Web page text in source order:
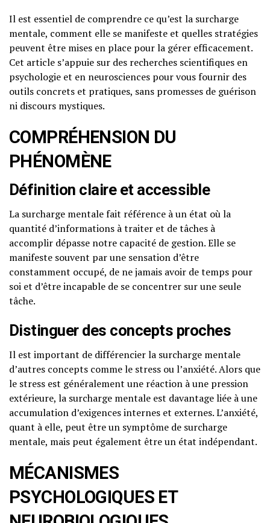
Il est essentiel de comprendre ce qu’est la surcharge
mentale, comment elle se manifeste et quelles stratégies
peuvent être mises en place pour la gérer efficacement.
Cet article s’appuie sur des recherches scientifiques en
psychologie et en neurosciences pour vous fournir des
outils concrets et pratiques, sans promesses de guérison
ni discours mystiques.
COMPRÉHENSION DU
PHÉNOMÈNE
Définition claire et accessible
La surcharge mentale fait référence à un état où la
quantité d’informations à traiter et de tâches à
accomplir dépasse notre capacité de gestion. Elle se
manifeste souvent par une sensation d’être
constamment occupé, de ne jamais avoir de temps pour
soi et d’être incapable de se concentrer sur une seule
tâche.
Distinguer des concepts proches
Il est important de différencier la surcharge mentale
d’autres concepts comme le stress ou l’anxiété. Alors que
le stress est généralement une réaction à une pression
extérieure, la surcharge mentale est davantage liée à une
accumulation d’exigences internes et externes. L’anxiété,
quant à elle, peut être un symptôme de surcharge
mentale, mais peut également être un état indépendant.
MÉCANISMES
PSYCHOLOGIQUES ET